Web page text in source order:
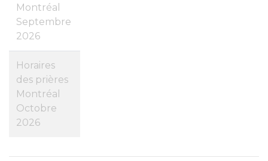
Montréal
Septembre
2026
Horaires
des prières
Montréal
Octobre
2026